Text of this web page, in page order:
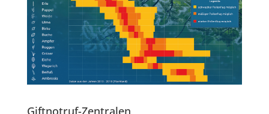
Giftnotruf-Zentralen